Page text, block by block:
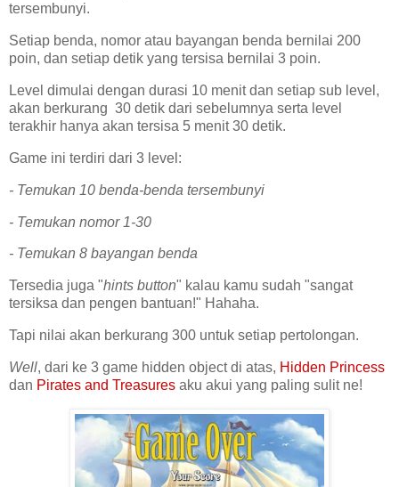
tersembunyi.
Setiap benda, nomor atau bayangan benda bernilai 200
poin, dan setiap detik yang tersisa bernilai 3 poin.
Level dimulai dengan durasi 10 menit dan setiap sub level,
akan berkurang 30 detik dari sebelumnya serta level
terakhir hanya akan tersisa 5 menit 30 detik.
Game ini terdiri dari 3 level:
- Temukan 10 benda-benda tersembunyi
- Temukan nomor 1-30
- Temukan 8 bayangan benda
Tersedia juga "hints button" kalau kamu sudah "sangat
tersiksa dan pengen bantuan!" Hahaha.
Tapi nilai akan berkurang 300 untuk setiap pertolongan.
Well, dari ke 3 game hidden object di atas, Hidden Princess
dan Pirates and Treasures aku akui yang paling sulit ne!